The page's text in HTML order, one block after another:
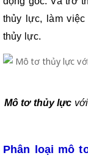
thủy lực, làm
thủy lực.
Mô tơ thủy lực
Phân loại mô